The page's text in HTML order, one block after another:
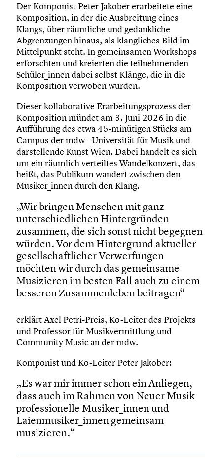
Der Komponist Peter Jakober erarbeitete eine
Komposition, in der die Ausbreitung eines
Klangs, über räumliche und gedankliche
Abgrenzungen hinaus, als klangliches Bild im
Mittelpunkt steht. In gemeinsamen Workshops
erforschten und kreierten die teilnehmenden
Schüler_innen dabei selbst Klänge, die in die
Komposition verwoben wurden.
Dieser kollaborative Erarbeitungsprozess der
Komposition mündet am 3. Juni 2026 in die
Aufführung des etwa 45-minütigen Stücks am
Campus der mdw - Universität für Musik und
darstellende Kunst Wien. Dabei handelt es sich
um ein räumlich verteiltes Wandelkonzert, das
heißt, das Publikum wandert zwischen den
Musiker_innen durch den Klang.
„Wir bringen Menschen mit ganz
unterschiedlichen Hintergründen
zusammen, die sich sonst nicht begegnen
würden. Vor dem Hintergrund aktueller
gesellschaftlicher Verwerfungen
möchten wir durch das gemeinsame
Musizieren im besten Fall auch zu einem
besseren Zusammenleben beitragen“
erklärt Axel Petri-Preis, Ko-Leiter des Projekts
und Professor für Musikvermittlung und
Community Music an der mdw.
Komponist und Ko-Leiter Peter Jakober:
„Es war mir immer schon ein Anliegen,
dass auch im Rahmen von Neuer Musik
professionelle Musiker_innen und
Laienmusiker_innen gemeinsam
musizieren.“